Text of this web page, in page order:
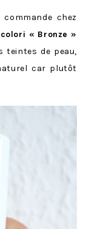
chez
« Bronze »
teintes de peau,
car plutôt